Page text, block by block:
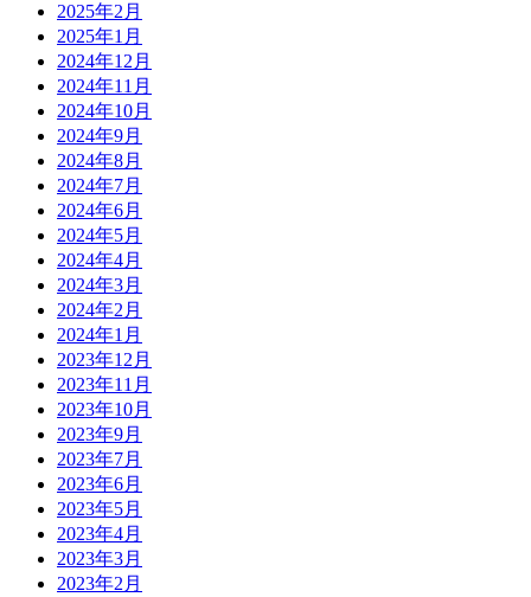
2025年2月
2025年1月
2024年12月
2024年11月
2024年10月
2024年9月
2024年8月
2024年7月
2024年6月
2024年5月
2024年4月
2024年3月
2024年2月
2024年1月
2023年12月
2023年11月
2023年10月
2023年9月
2023年7月
2023年6月
2023年5月
2023年4月
2023年3月
2023年2月